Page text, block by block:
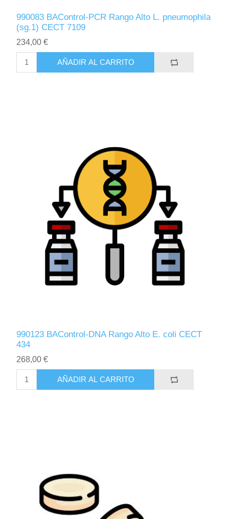
990083 BAControl-PCR Rango Alto L. pneumophila
(sg.1) CECT 7109
234,00 €
AÑADIR AL CARRITO
990123 BAControl-DNA Rango Alto E. coli CECT
434
268,00 €
AÑADIR AL CARRITO